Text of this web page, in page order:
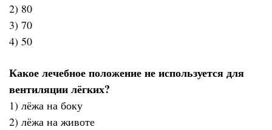
2) 80
3) 70
4) 50
Какое лечебное положение не используется для
вентиляции лёгких?
1) лёжа на боку
2) лёжа на животе